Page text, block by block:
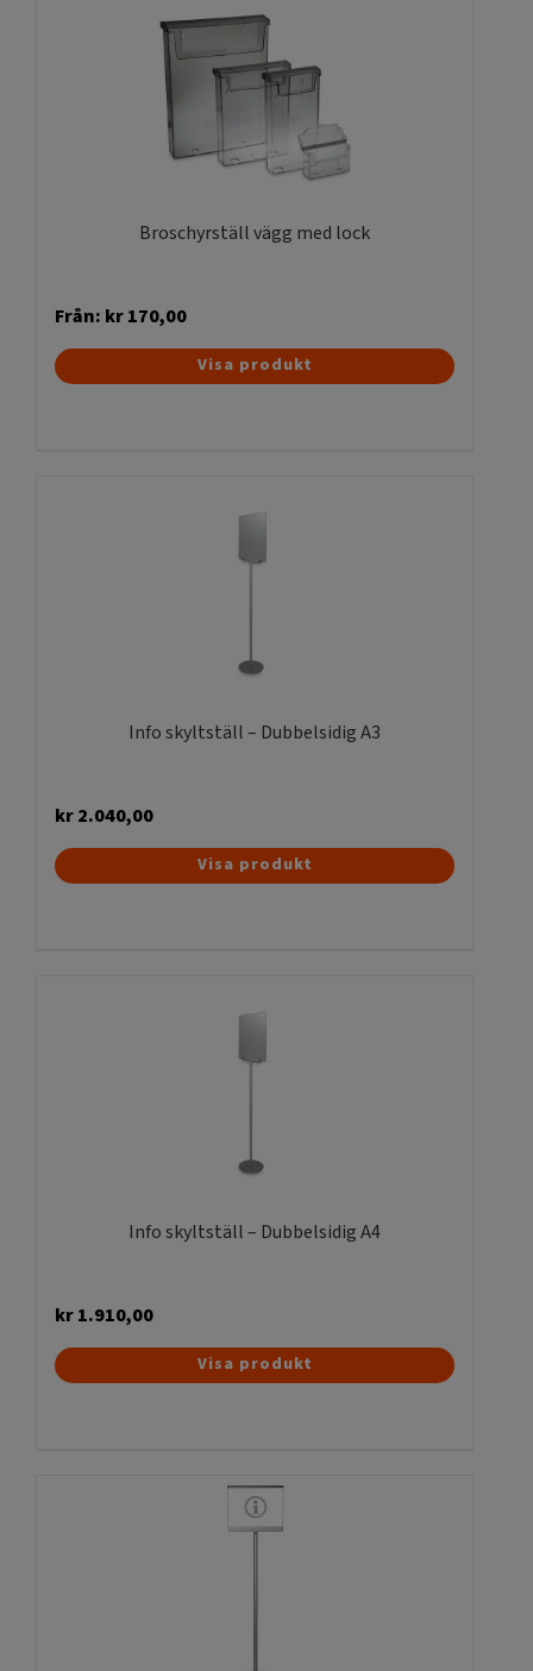
Broschyrställ vägg med lock
Från: kr170,00
Den
här
olika
på
Visa produkt
Info skyltställ – Dubbelsidig A3
kr2.040,00
Visa produkt
Info skyltställ – Dubbelsidig A4
kr1.910,00
Visa produkt